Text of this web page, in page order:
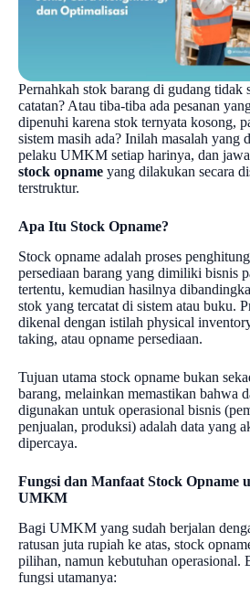
Pernahkah stok barang di gudang tidak
catatan? Atau tiba-tiba ada pesanan
dipenuhi karena stok ternyata kosong,
sistem masih ada? Inilah masalah yang
pelaku UMKM setiap harinya, dan
stock opname yang dilakukan secara
terstruktur.
Apa Itu Stock Opname?
Stock opname adalah proses
persediaan barang yang dimiliki bisnis
tertentu, kemudian hasilnya
stok yang tercatat di sistem atau buku.
dikenal dengan istilah physical
taking, atau opname persediaan.
Tujuan utama stock opname bukan
barang, melainkan memastikan bahwa
digunakan untuk operasional bisnis
penjualan, produksi) adalah data yang
dipercaya.
Fungsi dan Manfaat Stock Opname
UMKM
Bagi UMKM yang sudah berjalan
ratusan juta rupiah ke atas, stock
pilihan, namun kebutuhan operasional.
fungsi utamanya: